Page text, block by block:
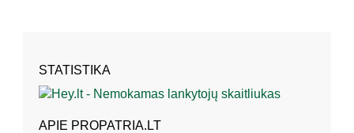
STATISTIKA
APIE PROPATRIA.LT